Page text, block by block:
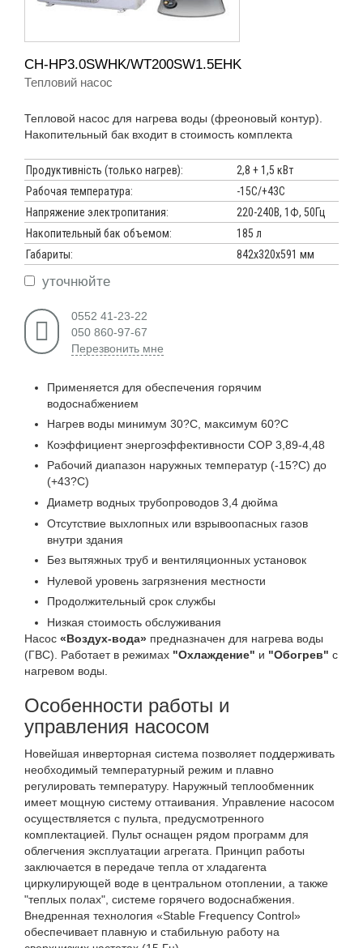
CH-HP3.0SWHK/WT200SW1.5EHK
Тепловий насос
Тепловой насос для нагрева воды (фреоновый контур).
Накопительный бак входит в стоимость комплекта
Продуктивність (только нагрев):
2,8 + 1,5 кВт
Рабочая температура:
-15С/+43С
Напряжение электропитания:
220-240В, 1Ф, 50Гц
Накопительный бак объемом:
185 л
Габариты:
842х320х591 мм
уточнюйте
0552 41-23-22
050 860-97-67
Перезвонить мне
Применяется для обеспечения горячим
водоснабжением
Нагрев воды минимум 30?С, максимум 60?С
Коэффициент энергоэффективности СОР 3,89-4,48
Рабочий диапазон наружных температур (-15?С) до
(+43?С)
Диаметр водных трубопроводов 3,4 дюйма
Отсутствие выхлопных или взрывоопасных газов
внутри здания
Без вытяжных труб и вентиляционных установок
Нулевой уровень загрязнения местности
Продолжительный срок службы
Низкая стоимость обслуживания
Насос «Воздух-вода» предназначен для нагрева воды
(ГВС). Работает в режимах "Охлаждение" и "Обогрев" с
нагревом воды.
Особенности работы и
управления насосом
Новейшая инверторная система позволяет поддерживать
необходимый температурный режим и плавно
регулировать температуру. Наружный теплообменник
имеет мощную систему оттаивания. Управление насосом
осуществляется с пульта, предусмотренного
комплектацией. Пульт оснащен рядом программ для
облегчения эксплуатации агрегата. Принцип работы
заключается в передаче тепла от хладагента
циркулирующей воде в центральном отоплении, а также
"теплых полах", системе горячего водоснабжения.
Внедренная технология «Stable Frequency Control»
обеспечивает плавную и стабильную работу на